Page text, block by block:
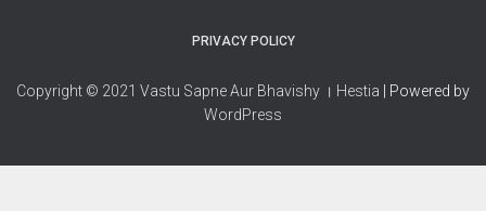
PRIVACY POLICY
Copyright © 2021 Vastu Sapne Aur Bhavishy । Hestia | Powered by
WordPress